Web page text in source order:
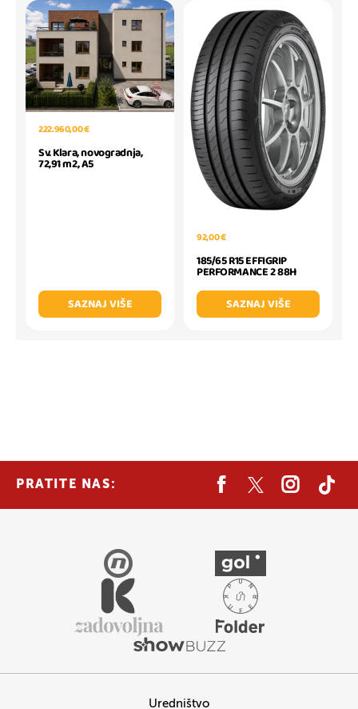
222.960,00 €
Sv. Klara, novogradnja,
72,91 m2, A5
SAZNAJ VIŠE
92,00 €
185/65 R15 EFFIGRIP
PERFORMANCE 2 88H
SAZNAJ VIŠE
PRATITE NAS:
Uredništvo